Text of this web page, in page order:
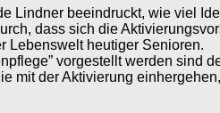
Lindner beeindruckt, wie viel
dass sich die
Lebenswelt heutiger Senioren.
vorgestellt werden sind
mit der Aktivierung